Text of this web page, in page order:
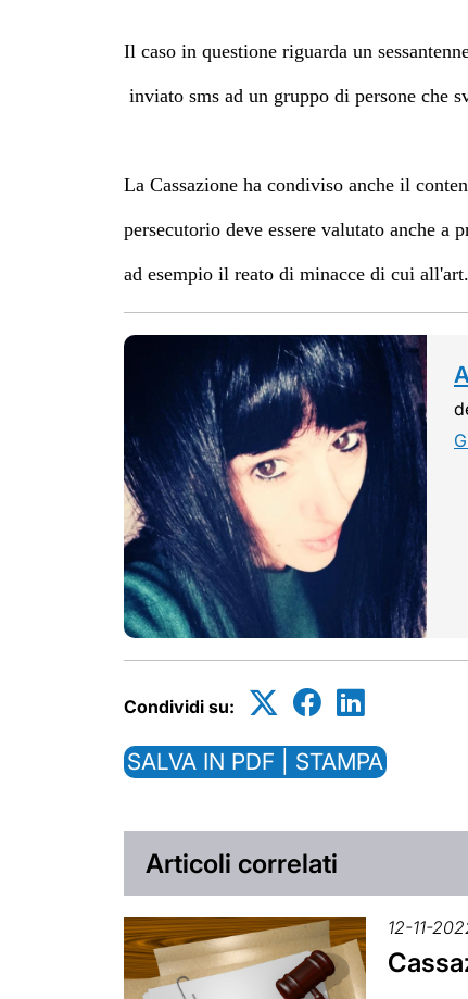
Il caso in questione riguarda un
inviato sms ad un gruppo di persone che
La Cassazione ha condiviso anche il
persecutorio deve essere valutato anche
ad esempio il reato di minacce di cui
Condividi su:
SALVA IN PDF | STAMPA
Articoli correlati
12-11-